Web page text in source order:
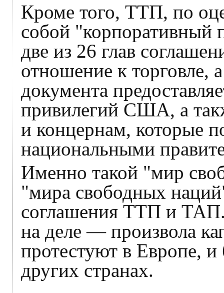
Кроме того, ТТП, по
собой "корпоративный
две из 26 глав
отношение к торговле,
документа
привилегий США, а
и концернам, которые
национальными
Именно такой "мир
"мира свободных
соглашения ТТП и
на деле — произвола
протестуют в Европе,
других странах.